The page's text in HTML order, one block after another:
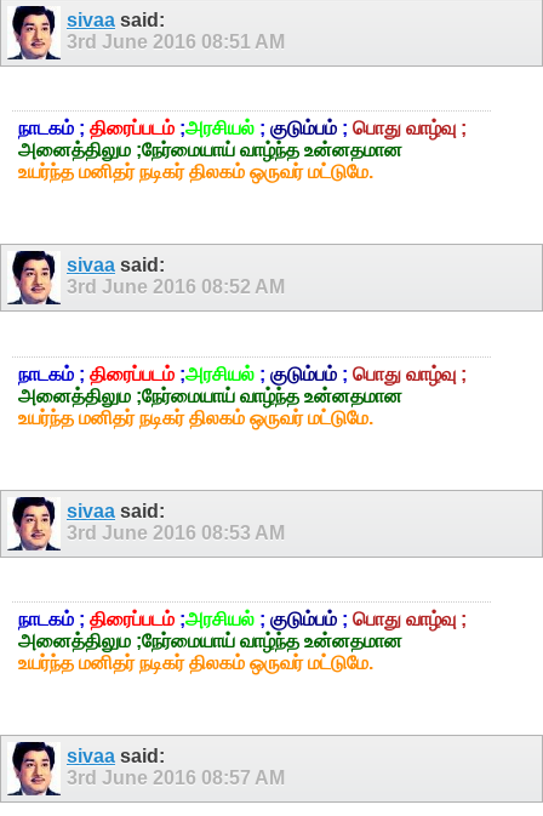
sivaa said:
3rd June 2016 08:51 AM
நாடகம் ; திரைப்படம் ;அரசியல் ; குடும்பம் ; பொது வாழ்வு ;
அனைத்திலும ;நேர்மையாய் வாழ்ந்த உன்னதமான
உயர்ந்த மனிதர் நடிகர் திலகம் ஒருவர் மட்டுமே.
sivaa said:
3rd June 2016 08:52 AM
நாடகம் ; திரைப்படம் ;அரசியல் ; குடும்பம் ; பொது வாழ்வு ;
அனைத்திலும ;நேர்மையாய் வாழ்ந்த உன்னதமான
உயர்ந்த மனிதர் நடிகர் திலகம் ஒருவர் மட்டுமே.
sivaa said:
3rd June 2016 08:53 AM
நாடகம் ; திரைப்படம் ;அரசியல் ; குடும்பம் ; பொது வாழ்வு ;
அனைத்திலும ;நேர்மையாய் வாழ்ந்த உன்னதமான
உயர்ந்த மனிதர் நடிகர் திலகம் ஒருவர் மட்டுமே.
sivaa said:
3rd June 2016 08:57 AM